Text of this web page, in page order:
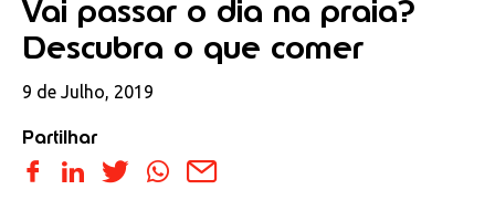
Vai passar o dia na praia?
Descubra o que comer
9 de Julho, 2019
Partilhar